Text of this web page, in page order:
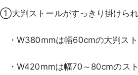
①大判ストールがすっきり掛けられ
・W380mmは幅60cmの大判スト
・W420mmは幅70～80cmのス